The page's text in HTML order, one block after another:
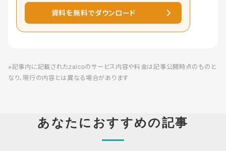
資料を無料でダウンロード
※記事内に記載されたzaicoのサービス内容や料金は記事公開時点のものと
なり、現行の内容とは異なる場合があります
あなたにおすすめの記事